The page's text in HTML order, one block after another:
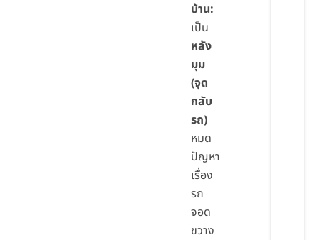
บ้าน:
เป็น
หลัง
มุม
(จุด
กลับ
รถ)
หมด
ปัญหา
เรื่อง
รถ
จอด
ขวาง